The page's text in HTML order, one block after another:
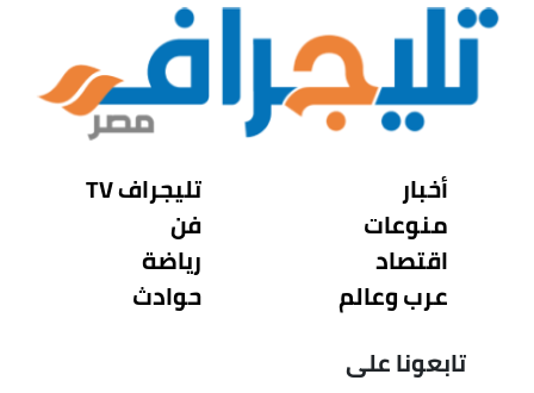
أخبار
منوعات
اقتصاد
عرب وعالم
تليجراف TV
فن
رياضة
حوادث
تابعونا على